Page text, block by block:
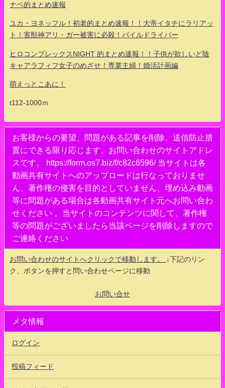
ナベ的まとめ速報
ユカ・ヨネッフル！初老的まとめ速報！！大帝イタチにラリアッ
ト！害獣神アリ・ガー被害に必殺！パイルドライバー
ヒロコンプレックスNIGHT 的まとめ速報！！子供が欲しいど陰
キャアラフィフ女子のめざせ！専業主婦！婚活計画編
萌えっとこあに！
t112-1000ｍ
お客様からの要望、問題がある記事を削除、送信防止措
置にできる限り応じます。お問い合わせのサイトアドレ
スです。 https://form.os7.biz/f/c82c6596/ 当サイトは各
動画共有サイトへのアップロードは行なっておりませ
ん、著作権の侵害を目的としていません、埋め込み動画
等に問題がある場合は各動画共有サイト元へお問い合わ
せください 。当サイトのコンテンツに関して、著作権
等の問題がございましたら当該ページを削除しますので
ご連絡ください
お問い合わせのサイトへクリックで移動します。
↓下記のリン
ク、ボタンを押すと問い合わせページに移動
お問い合せ
メタ情報
ログイン
投稿フィード